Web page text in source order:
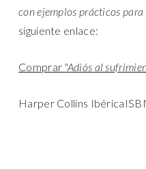
con ejemplos prácticos
siguiente enlace:
Comprar "Adiós al
Harper Collins